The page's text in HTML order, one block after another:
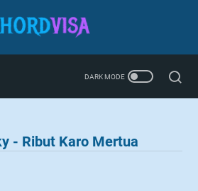
- Ribut Karo Mertua